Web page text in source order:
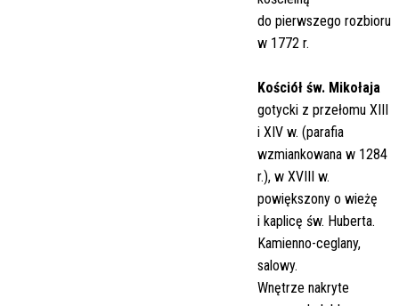
do pierwszego rozbioru
w 1772 r.
Kościół św. Mikołaja
gotycki z przełomu XIII
i XIV w. (parafia
wzmiankowana w 1284
r.), w XVIII w.
powiększony o wieżę
i kaplicę św. Huberta.
Kamienno-ceglany,
salowy.
Wnętrze nakryte